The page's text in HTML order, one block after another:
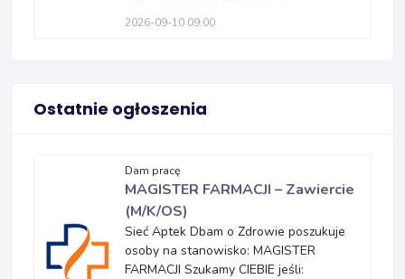
2026-09-10 09:00
Ostatnie ogłoszenia
Dam pracę
MAGISTER FARMACJI – Zawiercie
(M/K/OS)
Sieć Aptek Dbam o Zdrowie poszukuje
osoby na stanowisko: MAGISTER
FARMACJI Szukamy CIEBIE jeśli: